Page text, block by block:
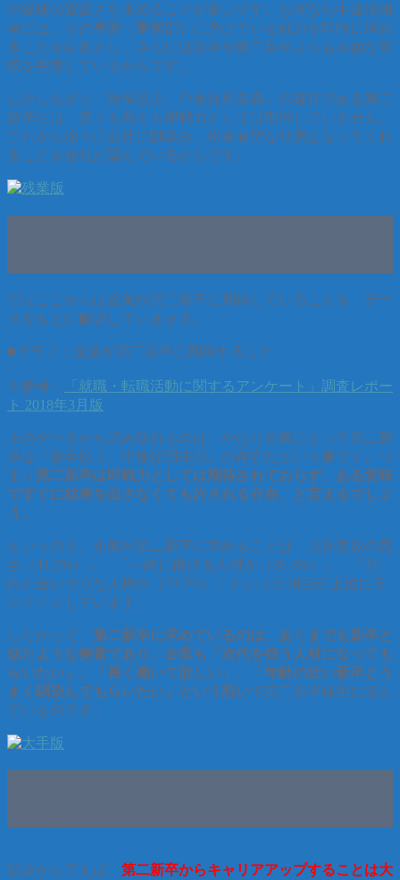
や経験の豊富さを求めることが多いです。なぜなら中途採用
者には、その事業（事業部）に欠けている戦力を即時に埋め
ることを目的とし、さらには新卒や第二新卒よりも高額な年
収を用意しているからです。
しかしながら「新卒以上、中途採用未満」の存在である第二
新卒には、良くも悪くも即戦力としては期待していません。
これから徐々に会社に馴染み、将来有望な社員となってくれ
ることを会社が望んでいるからです。
ではここからは企業が第二新卒に期待していることを、デー
タをもとに解説していきます。
■グラフ：企業が第二新卒に期待すること
※参考：
「就職・転職活動に関するアンケート」調査レポー
ト 2018年3月版
上のデータから読み取れるのは、やはり企業にとって第二新
卒は「新卒以上、中途採用未満」の存在だという事です。つ
まり 第二新卒は即戦力としては期待されておらず、ある意味
ですぐに結果を出さなくても許される存在、と言えるでしょ
う。
というのも、企業が第二新卒に求めることは「入社意欲の高
さ（41.5%）」、「一緒に働ける人材か（36.5%）」、「社
内と合いそうな人柄か（33.7%）」といった項目が上位にラ
ンクインしています。
したがって、 第二新卒に求めているのは、あくまでも新卒と
似たような要素であり、企業も「次代を担う人材になっても
らいたい」、「長く働いて欲しい」、「年齢の近い新卒とう
まく馴染んでもらいたい」という想いで第二新卒採用に臨ん
でいるのです。
結論から言えば、 第二新卒からキャリアアップすることは大